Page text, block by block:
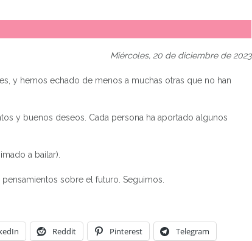
Miércoles, 20 de diciembre de 2023
y hemos echado de menos a muchas otras que no han
y buenos deseos. Cada persona ha aportado algunos
a bailar).
sobre el futuro. Seguimos.
Reddit Pinterest Telegram